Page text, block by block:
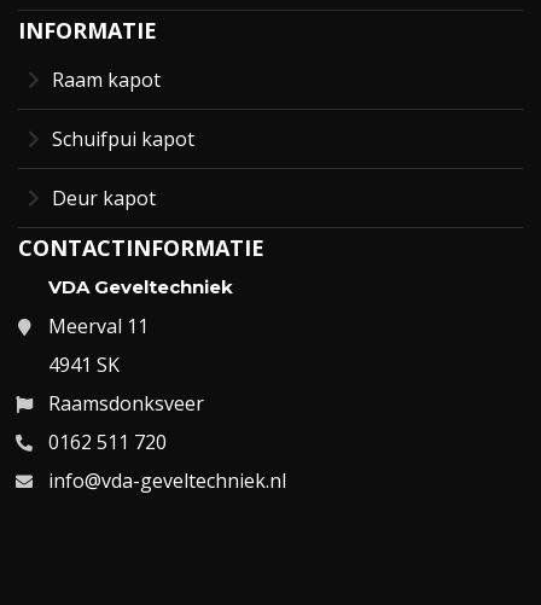
INFORMATIE
Raam kapot
Schuifpui kapot
Deur kapot
CONTACTINFORMATIE
VDA Geveltechniek
Meerval 11
4941 SK
Raamsdonksveer
0162 511 720
info@vda-geveltechniek.nl